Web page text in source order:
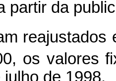
partir da
reajustados
os valores
de 1998.